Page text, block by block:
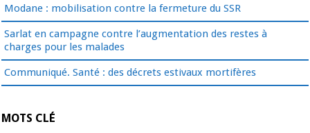
Modane : mobilisation contre la fermeture du SSR
Sarlat en campagne contre l’augmentation des restes à
charges pour les malades
Communiqué. Santé : des décrets estivaux mortifères
MOTS CLÉ